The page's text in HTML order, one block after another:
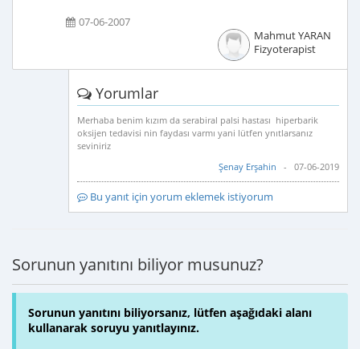
07-06-2007
Mahmut YARAN
Fizyoterapist
Yorumlar
Merhaba benim kızım da serabiral palsi hastası hiperbarik
oksijen tedavisi nin faydası varmı yani lütfen ynıtlarsanız
seviniriz
Şenay Erşahin - 07-06-2019
Bu yanıt için yorum eklemek istiyorum
Sorunun yanıtını biliyor musunuz?
Sorunun yanıtını biliyorsanız, lütfen aşağıdaki alanı
kullanarak soruyu yanıtlayınız.